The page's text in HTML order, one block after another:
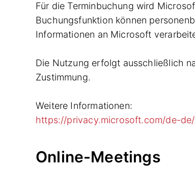
Für die Terminbuchung wird
Buchungsfunktion können
Informationen an Microsoft
Die Nutzung erfolgt ausschließlich
Zustimmung.
Weitere Informationen:
https://privacy.microsoft.com/de-
Online-Meetings